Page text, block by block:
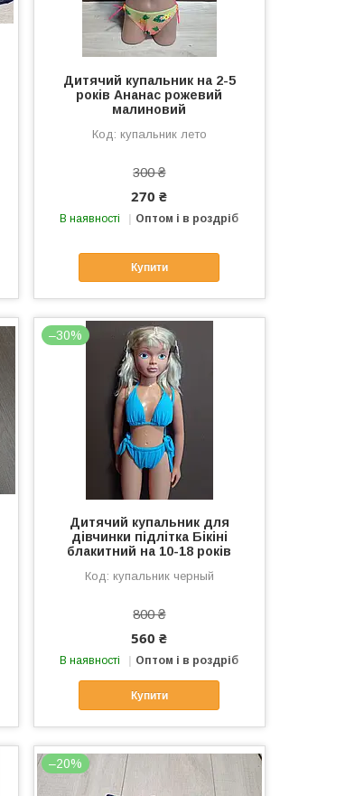
Дитячий купальник на 2-5
років Ананас рожевий
малиновий
купальник лето
300 ₴
270 ₴
В наявності Оптом і в роздріб
Купити
–30%
Дитячий купальник для
дівчинки підлітка Бікіні
блакитний на 10-18 років
купальник черный
800 ₴
560 ₴
В наявності Оптом і в роздріб
Купити
–20%